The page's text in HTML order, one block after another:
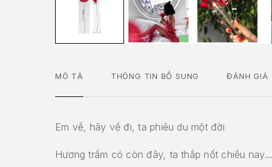
MÔ TẢ THÔNG TIN BỔ SUNG ĐÁNH GIÁ
Em về, hãy về đi, ta phiêu du một đời
Hương trầm có còn đây, ta thắp nốt chiều nay…